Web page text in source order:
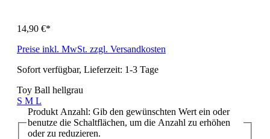
14,90 €*
Preise inkl. MwSt. zzgl. Versandkosten
Sofort verfügbar, Lieferzeit: 1-3 Tage
Toy Ball hellgrau
S M L
Produkt Anzahl: Gib den gewünschten Wert ein oder
benutze die Schaltflächen, um die Anzahl zu erhöhen
oder zu reduzieren.